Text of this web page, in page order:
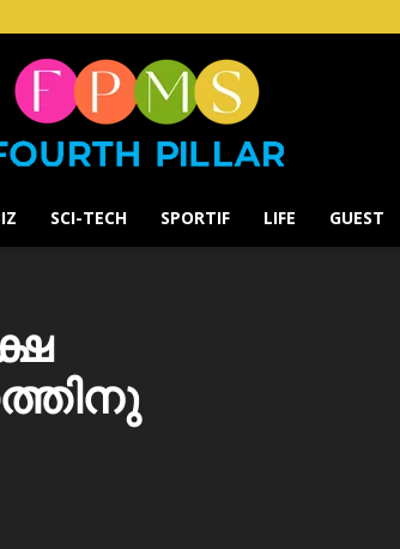
Fourth
Pillar
SCI-TECH SPORTIF LIFE GUEST